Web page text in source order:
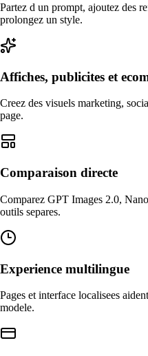
Partez d un prompt, ajoutez des
prolongez un style.
Affiches, publicites et
Creez des visuels marketing,
page.
Comparaison directe
Comparez GPT Images 2.0,
outils separes.
Experience multilingue
Pages et interface localisees
modele.